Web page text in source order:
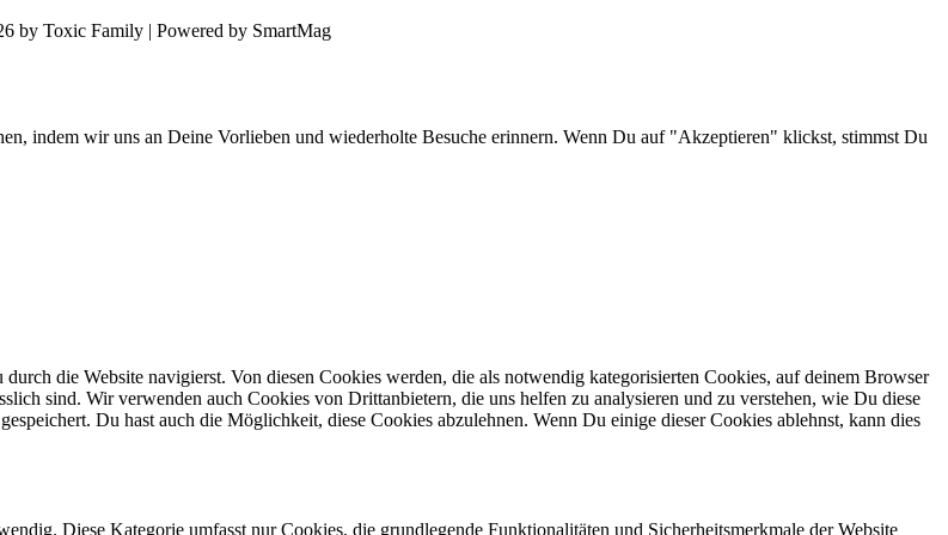
by Toxic Family | Powered by SmartMag
indem wir uns an Deine Vorlieben und wiederholte Besuche erinnern. Wenn Du auf "Akzeptieren" klickst, stimmst Du
die Website navigierst. Von diesen Cookies werden, die als notwendig kategorisierten Cookies, auf deinem Browser
sind. Wir verwenden auch Cookies von Drittanbietern, die uns helfen zu analysieren und zu verstehen, wie Du diese
Du hast auch die Möglichkeit, diese Cookies abzulehnen. Wenn Du einige dieser Cookies ablehnst, kann dies
Diese Kategorie umfasst nur Cookies, die grundlegende Funktionalitäten und Sicherheitsmerkmale der Website